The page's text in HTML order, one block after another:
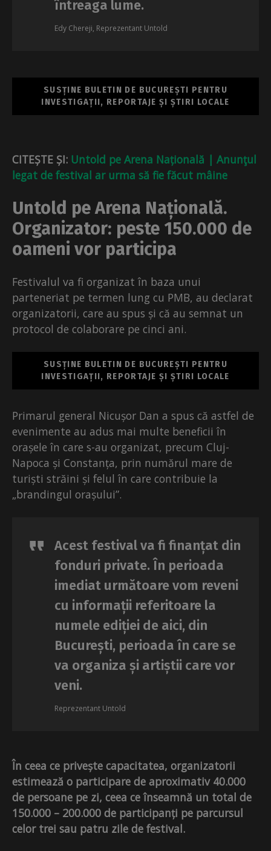
întreaga lume.
Edy Chereji, Reprezentant Untold
SUSȚINE BULETIN DE BUCUREȘTI PENTRU
INVESTIGAȚII, REPORTAJE ȘI ȘTIRI LOCALE
CITEȘTE ȘI: Untold pe Arena Națională | Anunţul
legat de festival ar urma să fie făcut mâine
Untold pe Arena Națională.
Organizator: peste 150.000 de
oameni vor participa
Festivalul va fi organizat în baza unui
parteneriat pe termen lung cu PMB, au declarat
organizatorii, care au spus și că au semnat un
protocol de colaborare pe cinci ani.
SUSȚINE BULETIN DE BUCUREȘTI PENTRU
INVESTIGAȚII, REPORTAJE ȘI ȘTIRI LOCALE
Primarul general Nicușor Dan a spus că astfel de
evenimente au adus mai multe beneficii în
orașele în care s-au organizat, precum Cluj-
Napoca și Constanța, prin numărul mare de
turiști străini și felul în care contribuie la
„brandingul orașului”.
Acest festival va fi finanțat din
fonduri private. În perioada
imediat următoare vom reveni
cu informații referitoare la
numele ediției de aici, din
București, perioada în care se
va organiza și artiștii care vor
veni.
Reprezentant Untold
În ceea ce privește capacitatea, organizatorii
estimează o participare de aproximativ 40.000
de persoane pe zi, ceea ce înseamnă un total de
150.000 – 200.000 de participanți pe parcursul
celor trei sau patru zile de festival.